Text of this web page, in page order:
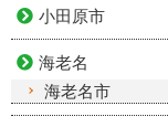
小田原市
海老名
海老名市